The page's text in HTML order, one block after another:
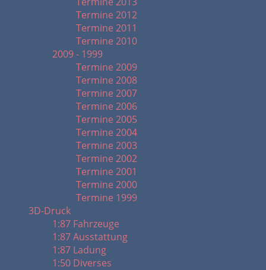
Termine 2012
Termine 2011
Termine 2010
2009 - 1999
Termine 2009
Termine 2008
Termine 2007
Termine 2006
Termine 2005
Termine 2004
Termine 2003
Termine 2002
Termine 2001
Termine 2000
Termine 1999
3D-Druck
1:87 Fahrzeuge
1:87 Ausstattung
1:87 Ladung
1:50 Diverses